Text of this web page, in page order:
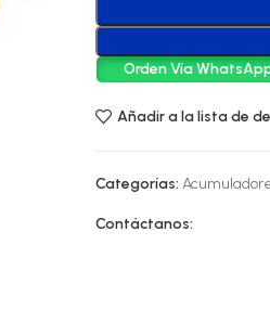
Orden Vía
Añadir a la lista de
Categorías:
Contáctanos: